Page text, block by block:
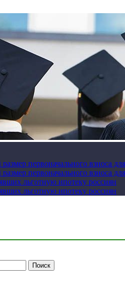
первоначального взноса
первоначального взноса
льготную ипотеку россиян
льготную ипотеку россиян